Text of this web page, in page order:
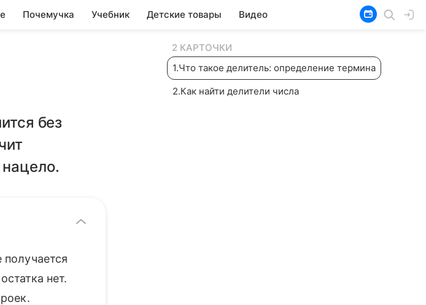
Почемучка Учебник Детские товары Видео
без
нет.
2 КАРТОЧКИ
1.Что такое делитель: определение термина
2.Как найти делители числа